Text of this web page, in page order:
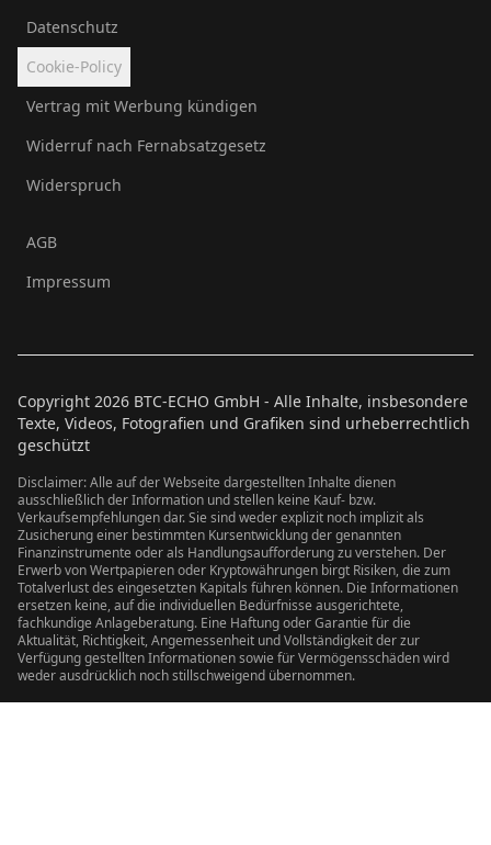
Datenschutz
Cookie-Policy
Vertrag mit Werbung kündigen
Widerruf nach Fernabsatzgesetz
Widerspruch
AGB
Impressum
Copyright 2026 BTC-ECHO GmbH - Alle Inhalte, insbesondere
Texte, Videos, Fotografien und Grafiken sind urheberrechtlich
geschützt
Disclaimer: Alle auf der Webseite dargestellten Inhalte dienen
ausschließlich der Information und stellen keine Kauf- bzw.
Verkaufsempfehlungen dar. Sie sind weder explizit noch implizit als
Zusicherung einer bestimmten Kursentwicklung der genannten
Finanzinstrumente oder als Handlungsaufforderung zu verstehen. Der
Erwerb von Wertpapieren oder Kryptowährungen birgt Risiken, die zum
Totalverlust des eingesetzten Kapitals führen können. Die Informationen
ersetzen keine, auf die individuellen Bedürfnisse ausgerichtete,
fachkundige Anlageberatung. Eine Haftung oder Garantie für die
Aktualität, Richtigkeit, Angemessenheit und Vollständigkeit der zur
Verfügung gestellten Informationen sowie für Vermögensschäden wird
weder ausdrücklich noch stillschweigend übernommen.